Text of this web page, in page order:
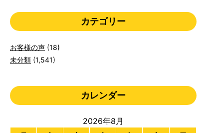
カテゴリー
お客様の声 (18)
未分類 (1,541)
カレンダー
2026年8月